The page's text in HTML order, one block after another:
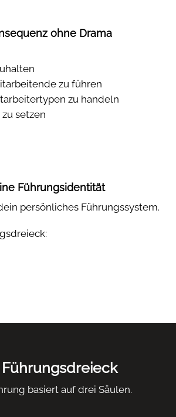
ohne Drama
zu führen
zu handeln
setzen
Führungsidentität
persönliches Führungssystem.
Führungsdreieck
basiert auf drei Säulen.